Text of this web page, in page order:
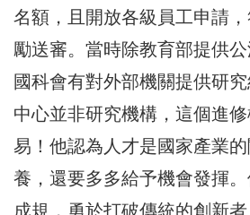
名額，且開放各級員工申請
勵送審。當時除教育部提供
國科會有對外部機關提供研
中心並非研究機構，這個進
易！他認為人才是國家產業
養，還要多多給予機會發揮
成規，勇於打破傳統的創新者